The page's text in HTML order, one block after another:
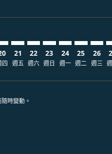
四
21
週五
22
週六
23
週日
24
週一
25
週二
26
週三
時變動。